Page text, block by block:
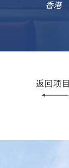
香港
返回项目